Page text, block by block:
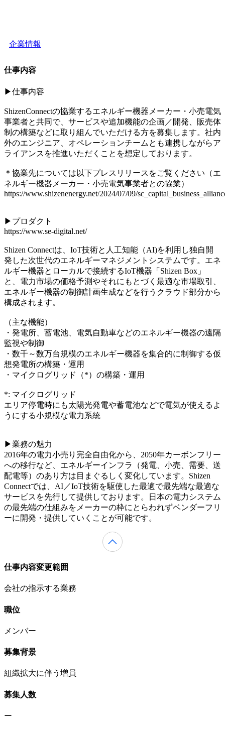
企業情報
仕事内容
▶︎仕事内容
ShizenConnectの協業するエネルギー機器メーカー・小売電気
事業者と共同で、サービスや追加機能の企画／開発、販売体
制の構築などに取り組んでいただける方を募集します。社内
外のエンジニア、オペレーションチームとも連携しながらア
ライアンスを推進いただくことを想定しております。
＊協業先については以下プレスリリースをご覧ください（エ
ネルギー機器メーカー・小売電気事業者との協業）
https://www.shizenenergy.net/2024/07/09/
▶︎プロダクト
https://www.se-digital.net/
Shizen Connectは、IoT技術と人工知能（AI)を利用し独自開
発した次世代のエネルギーマネジメントシステムです。エネ
ルギー機器とローカルで接続するIoT機器「Shizen Box」
と、電力市場の価格予測やそれにもとづく最適な市場取引、
エネルギー機器の制御計画生成などを行うクラウド部分から
構成されます。
（主な機能）
・発電所、蓄電池、電気自動車などのエネルギー機器の遠隔
監視や制御
・数千～数万台規模のエネルギー機器を集合的に制御する仮
想発電所の構築・運用
・マイクログリッド（*）の構築・運用
*: マイクログリッド
エリア停電時にも太陽光発電や蓄電池などで電気が使えるよ
うにする小規模な電力系統
▶︎業務の魅力
2016年の電力小売り完全自由化から、2050年カーボンフリー
への移行など、エネルギーインフラ（発電、小売、需要、送
配電等）のあり方は目まぐるしく変化しています。Shizen
Connectでは、AI／IoT技術を駆使した最適で最先端な最適な
サービスを先行して提供しております。日本の電力システム
の最先端の仕組みをメーカーの枠にとらわれずベンダーフリ
ーに開発・提供していくことが可能です。
仕事内容変更範囲
会社の指示する業務
職位
メンバー
募集背景
組織拡大に伴う増員
募集人数
ー